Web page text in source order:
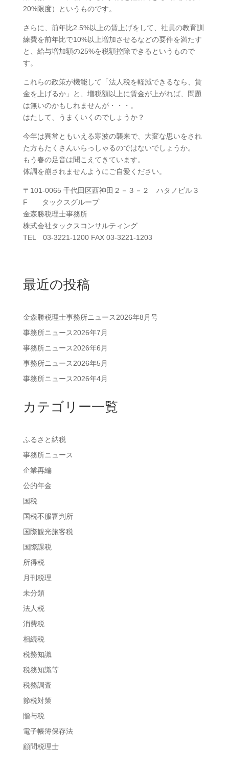
20%限度）というものです。
さらに、前年比2.5%以上の賃上げをして、社員の教育訓
練費を前年比で10%以上増加させるなどの要件を満たす
と、給与増加額の25%を税額控除できるというもので
す。
これらの政策が機能して「法人税を軽減できるなら、賃
金を上げるか」と、増税額以上に賃金が上がれば、問題
は無いのかもしれませんが・・・。
はたして、うまくいくのでしょうか？
今年は異常ともいえる寒波の襲来で、大変な思いをされ
た方もたくさんいらっしゃるのではないでしょうか。
もう春の足音は聞こえてきています。
体調を崩されませんようにご自愛ください。
〒101-0065 千代田区西神田２－３－２ ハタノビル３
F タックスグループ
金森勝税理士事務所
株式会社タックスコンサルティング
TEL 03-3221-1200 FAX 03-3221-1203
最近の投稿
金森勝税理士事務所ニュース2026年8月号
事務所ニュース2026年7月
事務所ニュース2026年6月
事務所ニュース2026年5月
事務所ニュース2026年4月
カテゴリー一覧
ふるさと納税
事務所ニュース
企業再編
公的年金
国税
国税不服審判所
国際観光旅客税
国際課税
所得税
月刊税理
未分類
法人税
消費税
相続税
税務知識
税務知識等
税務調査
節税対策
贈与税
電子帳簿保存法
顧問税理士